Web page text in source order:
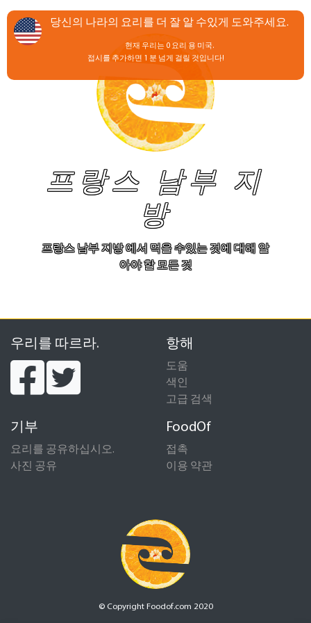
프랑스 남부 지
방
프랑스 남부 지방 에서 먹을 수있는 것에 대해 알
아야 할 모든 것
우리를 따르라. 항해
도움
색인
고급 검색
기부
요리를 공유하십시오.
사진 공유
FoodOf
접촉
이용 약관
© Copyright Foodof.com 2020
당신의 나라의 요리를 더 잘 알 수있게 도와주세요.
현재 우리는 0 요리 용 미국.
접시를 추가하면 1 분 넘게 걸릴 것입니다!